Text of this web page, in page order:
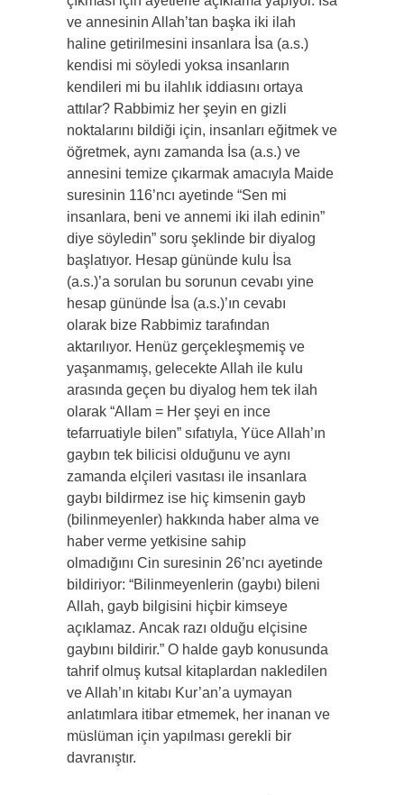
ve annesinin Allah’tan başka iki ilah
haline getirilmesini insanlara İsa (a.s.)
kendisi mi söyledi yoksa insanların
kendileri mi bu ilahlık iddiasını ortaya
attılar? Rabbimiz her şeyin en gizli
noktalarını bildiği için, insanları eğitmek ve
öğretmek, aynı zamanda İsa (a.s.) ve
annesini temize çıkarmak amacıyla Maide
suresinin 116’ncı ayetinde “Sen mi
insanlara, beni ve annemi iki ilah edinin”
diye söyledin” soru şeklinde bir diyalog
başlatıyor. Hesap gününde kulu İsa
(a.s.)’a sorulan bu sorunun cevabı yine
hesap gününde İsa (a.s.)’ın cevabı
olarak bize Rabbimiz tarafından
aktarılıyor. Henüz gerçekleşmemiş ve
yaşanmamış, gelecekte Allah ile kulu
arasında geçen bu diyalog hem tek ilah
olarak “Allam = Her şeyi en ince
tefarruatiyle bilen” sıfatıyla, Yüce Allah’ın
gaybın tek bilicisi olduğunu ve aynı
zamanda elçileri vasıtası ile insanlara
gaybı bildirmez ise hiç kimsenin gayb
(bilinmeyenler) hakkında haber alma ve
haber verme yetkisine sahip
olmadığını Cin suresinin 26’ncı ayetinde
bildiriyor: “Bilinmeyenlerin (gaybı) bileni
Allah, gayb bilgisini hiçbir kimseye
açıklamaz. Ancak razı olduğu elçisine
gaybını bildirir.” O halde gayb konusunda
tahrif olmuş kutsal kitaplardan nakledilen
ve Allah’ın kitabı Kur’an’a uymayan
anlatımlara itibar etmemek, her inanan ve
müslüman için yapılması gerekli bir
davranıştır.